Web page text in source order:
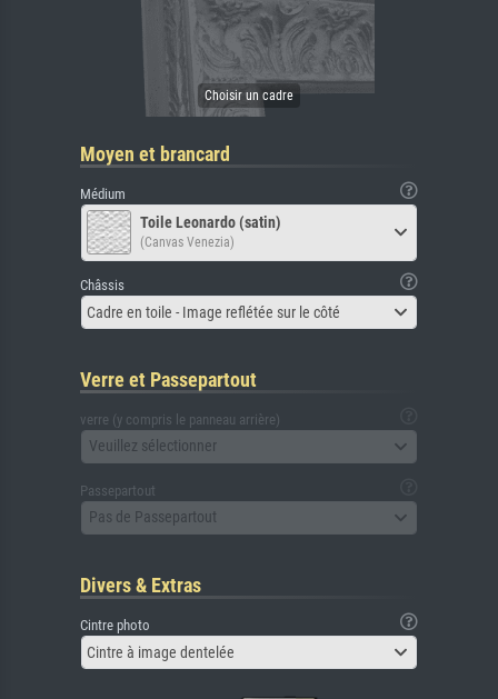
Moyen et brancard
Médium
Toile Leonardo (satin)
(Canvas Venezia)
Châssis
Cadre en toile - Image reflétée sur le côté
Verre et Passepartout
verre (y compris le panneau arrière)
Veuillez sélectionner
Passepartout
Pas de Passepartout
Divers & Extras
Cintre photo
Cintre à image dentelée